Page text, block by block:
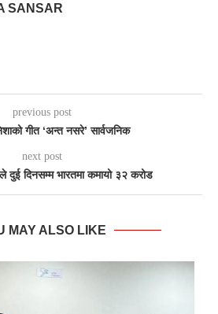
SANSAR
previous post
गीत ‘अन्त नसरे’ सार्वजनिक
next post
दुई दिनसम्म भारतमा कमायो ३२ करोड
MAY ALSO LIKE